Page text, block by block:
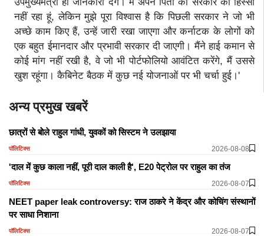
नहीं रहा हूं, लेकिन मुझे पूरा विश्वास है कि पिछली सरकार ने जो भी
अच्छे काम किए हैं, उन्हें जारी रखा जाएगा और कर्नाटक के लोगों को
एक बहुत ईमानदार और प्रभावी सरकार दी जाएगी। मैंने हाई कमान से
कोई मांग नहीं रखी है, वे जो भी पोर्टफोलियो आवंटित करेंगे, मैं उससे
खुश रहूंगा। कैबिनेट बैठक में कुछ नई योजनाओं पर भी चर्चा हुई।'
अन्य प्रमुख खबरें
छात्रों से बोेले राहुल गांधी, युवकों को सिस्टम ने उलझाया
पॉलिटिक्स 2026-08-08
'दाल में कुछ काला नहीं, पूरी दाल काली है', E20 पेट्रोल पर राहुल का तंज
पॉलिटिक्स 2026-08-07
NEET paper leak controversy: राज ठाकरे ने केंद्र और कोचिंग संस्थानों
पर साधा निशाना
पॉलिटिक्स 2026-08-07